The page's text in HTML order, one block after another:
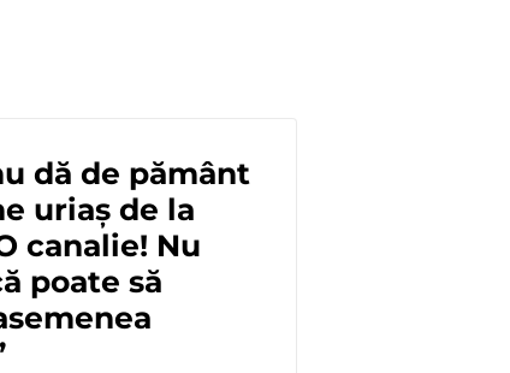
dă de pământ
uriaș de la
canalie! Nu
poate să